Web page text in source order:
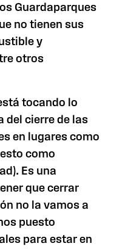
Guardaparques
no tienen sus
y
otros
tocando lo
del cierre de las
en lugares como
como
Es una
que cerrar
no la vamos a
puesto
para estar en